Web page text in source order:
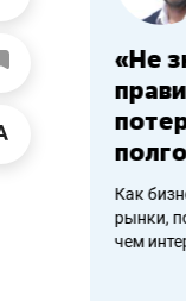
работа «Не
Как
рынки,
чем